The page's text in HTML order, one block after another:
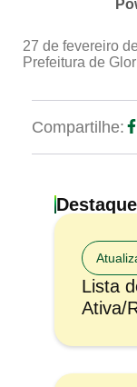
27 de fevereiro
Prefeitura de
Compartilhe:
Lista
Ativa/